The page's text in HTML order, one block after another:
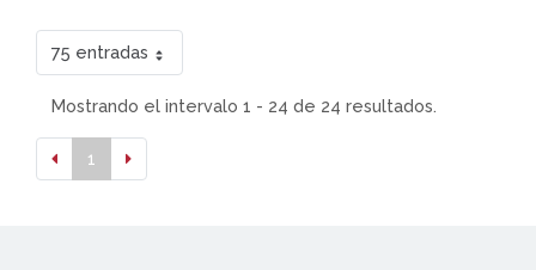
75 entradas
Mostrando el intervalo 1 - 24 de 24 resultados.
1